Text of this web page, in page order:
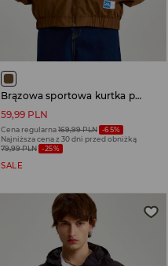
Brązowa sportowa kurtka przejściowa w stylu retro
59,99 PLN
Cena regularna169,99 PLN -65%
Najniższa cena z 30 dni przed obniżką
79,99 PLN -25%
SALE